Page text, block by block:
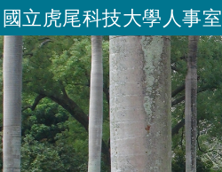
國立虎尾科技大學人事室